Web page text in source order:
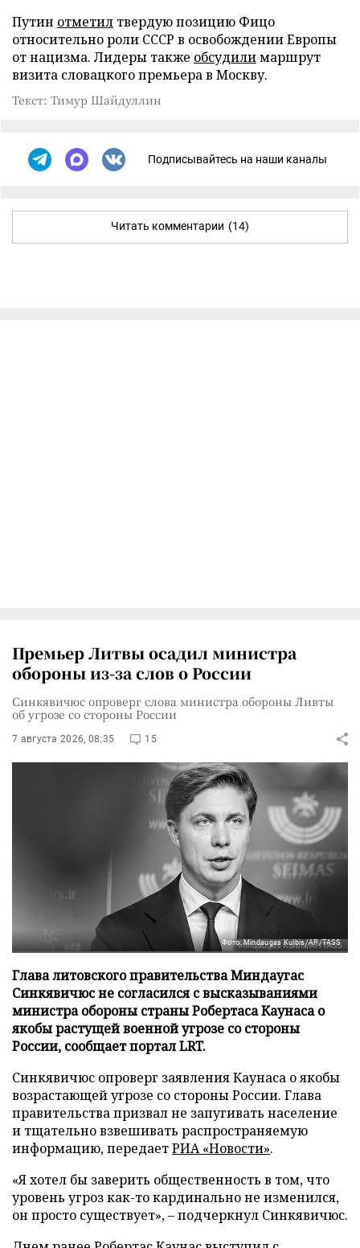
Путин отметил твердую позицию Фицо
относительно роли СССР в освобождении Европы
от нацизма. Лидеры также обсудилимаршрут
визита словацкого премьера в Москву.
Текст: Тимур Шайдуллин
Подписывайтесь на наши каналы
Читать комментарии (14)
Премьер Литвы осадил министра
обороны из-за слов о России
Синкявичюс опроверг слова министра обороны Ливты
об угрозе со стороны России
7 августа 2026, 08:35 15
Фото: Mindaugas Kulbis/AP/TASS
Глава литовского правительства Миндаугас
Синкявичюс не согласился с высказываниями
министра обороны страны Робертаса Каунаса о
якобы растущей военной угрозе со стороны
России, сообщает портал LRT.
Синкявичюс опроверг заявления Каунаса о якобы
возрастающей угрозе со стороны России. Глава
правительства призвал не запугивать население
и тщательно взвешивать распространяемую
информацию, передаетРИА «Новости».
«Я хотел бы заверить общественность в том, что
уровень угроз как-то кардинально не изменился,
он просто существует», – подчеркнул Синкявичюс.